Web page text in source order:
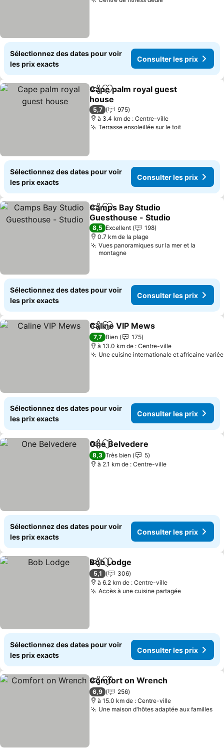
Sélectionnez des dates pour voir
les prix exacts
Consulter les prix
PartagerAjouter à mes favoris
Cape palm royal guest
house
Consulter les prix
5,7
975
à 3.4 km de : Centre-ville
Terrasse ensoleillée sur le toitConsulter
Sélectionnez des dates pour voir
les prix exacts
Consulter les prix
PartagerAjouter à mes favoris
Camps Bay Studio
Guesthouse - Studio
Consulter les prix
8,5 Excellent
198
0.7 km de la plage
Vues panoramiques sur la mer et la
montagne
Sélectionnez des dates pour voir
les prix exacts
Consulter les prix
PartagerAjouter à mes favoris
Caline VIP Mews
7,7 Bien
175
à 13.0 km de : Centre-ville
Une cuisine internationale et africaine variée
Sélectionnez des dates pour voir
les prix exacts
Consulter les prix
PartagerAjouter à mes favoris
One Belvedere
8,3 Très bien
5
à 2.1 km de : Centre-ville
Sélectionnez des dates pour voir
les prix exacts
Consulter les prix
PartagerAjouter à mes favoris
Bob Lodge
5,1
306
à 6.2 km de : Centre-ville
Accès à une cuisine partagéeConsulter
Sélectionnez des dates pour voir
les prix exacts
Consulter les prix
PartagerAjouter à mes favoris
Comfort on Wrench
6,9
256
à 15.0 km de : Centre-ville
Une maison d'hôtes adaptée aux familles